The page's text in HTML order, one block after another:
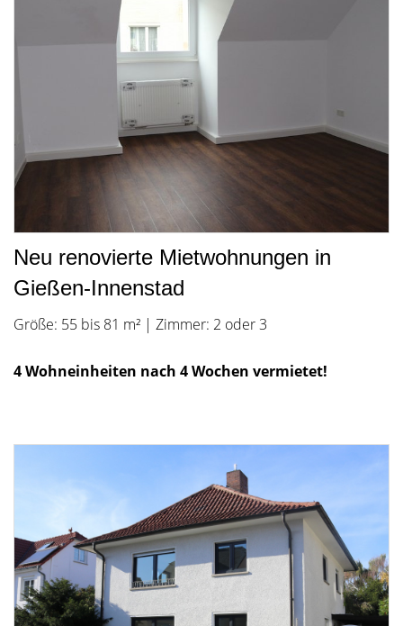
Neu renovierte Mietwohnungen in
Gießen-Innenstad
Größe: 55 bis 81 m² | Zimmer: 2 oder 3
4 Wohneinheiten nach 4 Wochen vermietet!